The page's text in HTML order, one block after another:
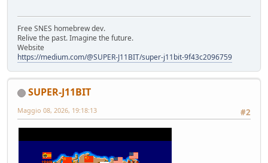
Free SNES homebrew dev.
Relive the past. Imagine the future.
Website
https://medium.com/@SUPER-J11BIT/super-j11bit-9f43c2096759
SUPER-J11BIT
#2
Maggio 08, 2026, 19:18:13